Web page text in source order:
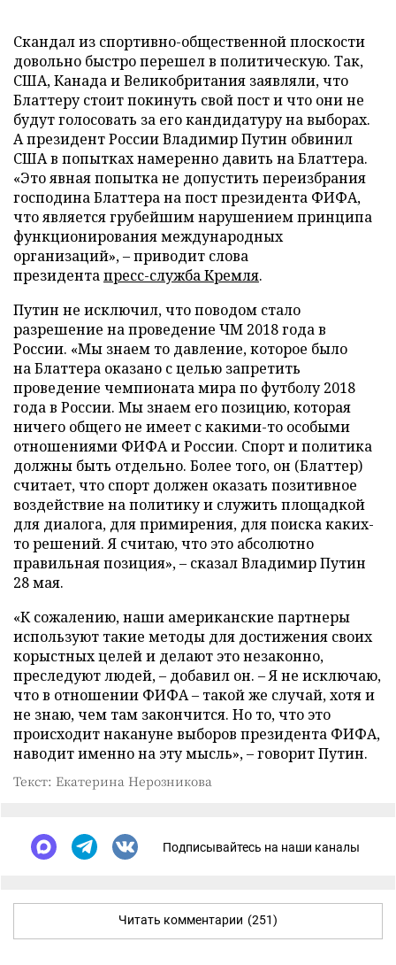
Скандал из спортивно-общественной плоскости
довольно быстро перешел в политическую. Так,
США, Канада и Великобритания заявляли, что
Блаттеру стоит покинуть свой пост и что они не
будут голосовать за его кандидатуру на выборах.
А президент России Владимир Путин обвинил
США в попытках намеренно давить на Блаттера.
«Это явная попытка не допустить переизбрания
господина Блаттера на пост президента ФИФА,
что является грубейшим нарушением принципа
функционирования международных
организаций», – приводит слова
президентапресс-служба Кремля.
Путин не исключил, что поводом стало
разрешение на проведение ЧМ 2018 года в
России. «Мы знаем то давление, которое было
на Блаттера оказано с целью запретить
проведение чемпионата мира по футболу 2018
года в России. Мы знаем его позицию, которая
ничего общего не имеет с какими-то особыми
отношениями ФИФА и России. Спорт и политика
должны быть отдельно. Более того, он (Блаттер)
считает, что спорт должен оказать позитивное
воздействие на политику и служить площадкой
для диалога, для примирения, для поиска каких-
то решений. Я считаю, что это абсолютно
правильная позиция», – сказал Владимир Путин
28 мая.
«К сожалению, наши американские партнеры
используют такие методы для достижения своих
корыстных целей и делают это незаконно,
преследуют людей, – добавил он. – Я не исключаю,
что в отношении ФИФА – такой же случай, хотя и
не знаю, чем там закончится. Но то, что это
происходит накануне выборов президента ФИФА,
наводит именно на эту мысль», – говорит Путин.
Текст: Екатерина Нерозникова
Подписывайтесь на наши каналы
Читать комментарии (251)